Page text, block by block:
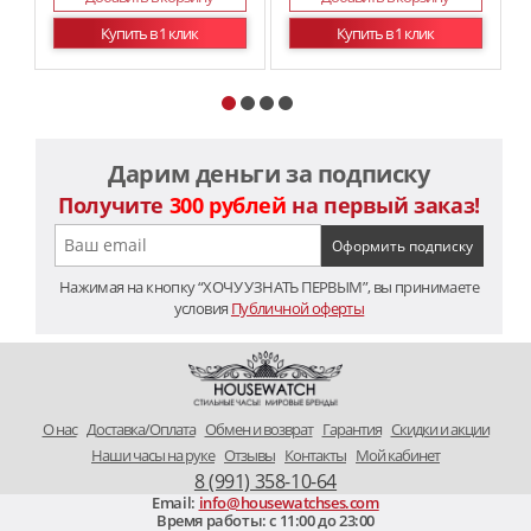
Купить в 1 клик
Купить в 1 клик
Дарим деньги за подписку
Получите 300 рублей на первый заказ!
Нажимая на кнопку “ХОЧУ УЗНАТЬ ПЕРВЫМ”, вы принимаете
условия Публичной оферты
O нас Доставка/Оплата Обмен и возврат Гарантия Скидки и акции
Наши часы на руке Отзывы Контакты Мой кабинет
8 (991) 358-10-64
Email: info@housewatchses.com
Время работы: c 11:00 до 23:00